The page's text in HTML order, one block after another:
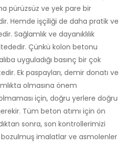
pürüzsüz ve yek pare bir
Hemde işçiliği de daha pratik ve
Sağlamlık ve dayanıklılık
Çünkü kolon betonu
uyguladığı basınç bir çok
Ek paspayları, demir donatı ve
olmasına önem
için, doğru yerlere doğru
Tüm beton atımı için ön
sonra, son kontrollerimizi
bozulmuş imalatlar ve asmolenler